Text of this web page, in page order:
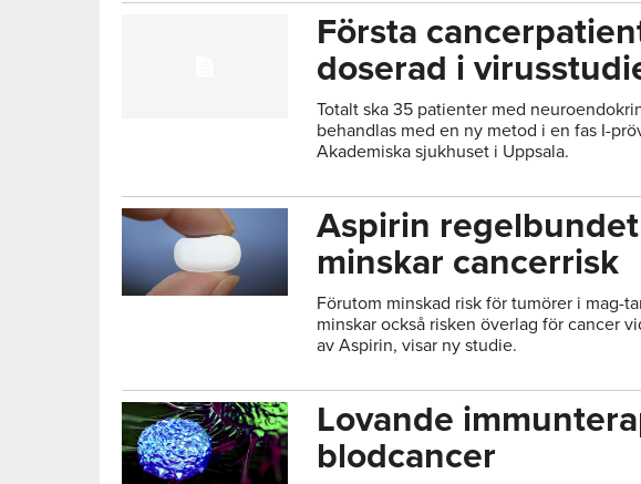
Första
doserad i
Totalt ska 35 patienter med
behandlas med en ny metod i en fas I-
Akademiska sjukhuset i Uppsala.
Aspirin regelbundet
minskar cancerrisk
Förutom minskad risk för tumörer i mag-
minskar också risken överlag för cancer
av Aspirin, visar ny studie.
Lovande
blodcancer